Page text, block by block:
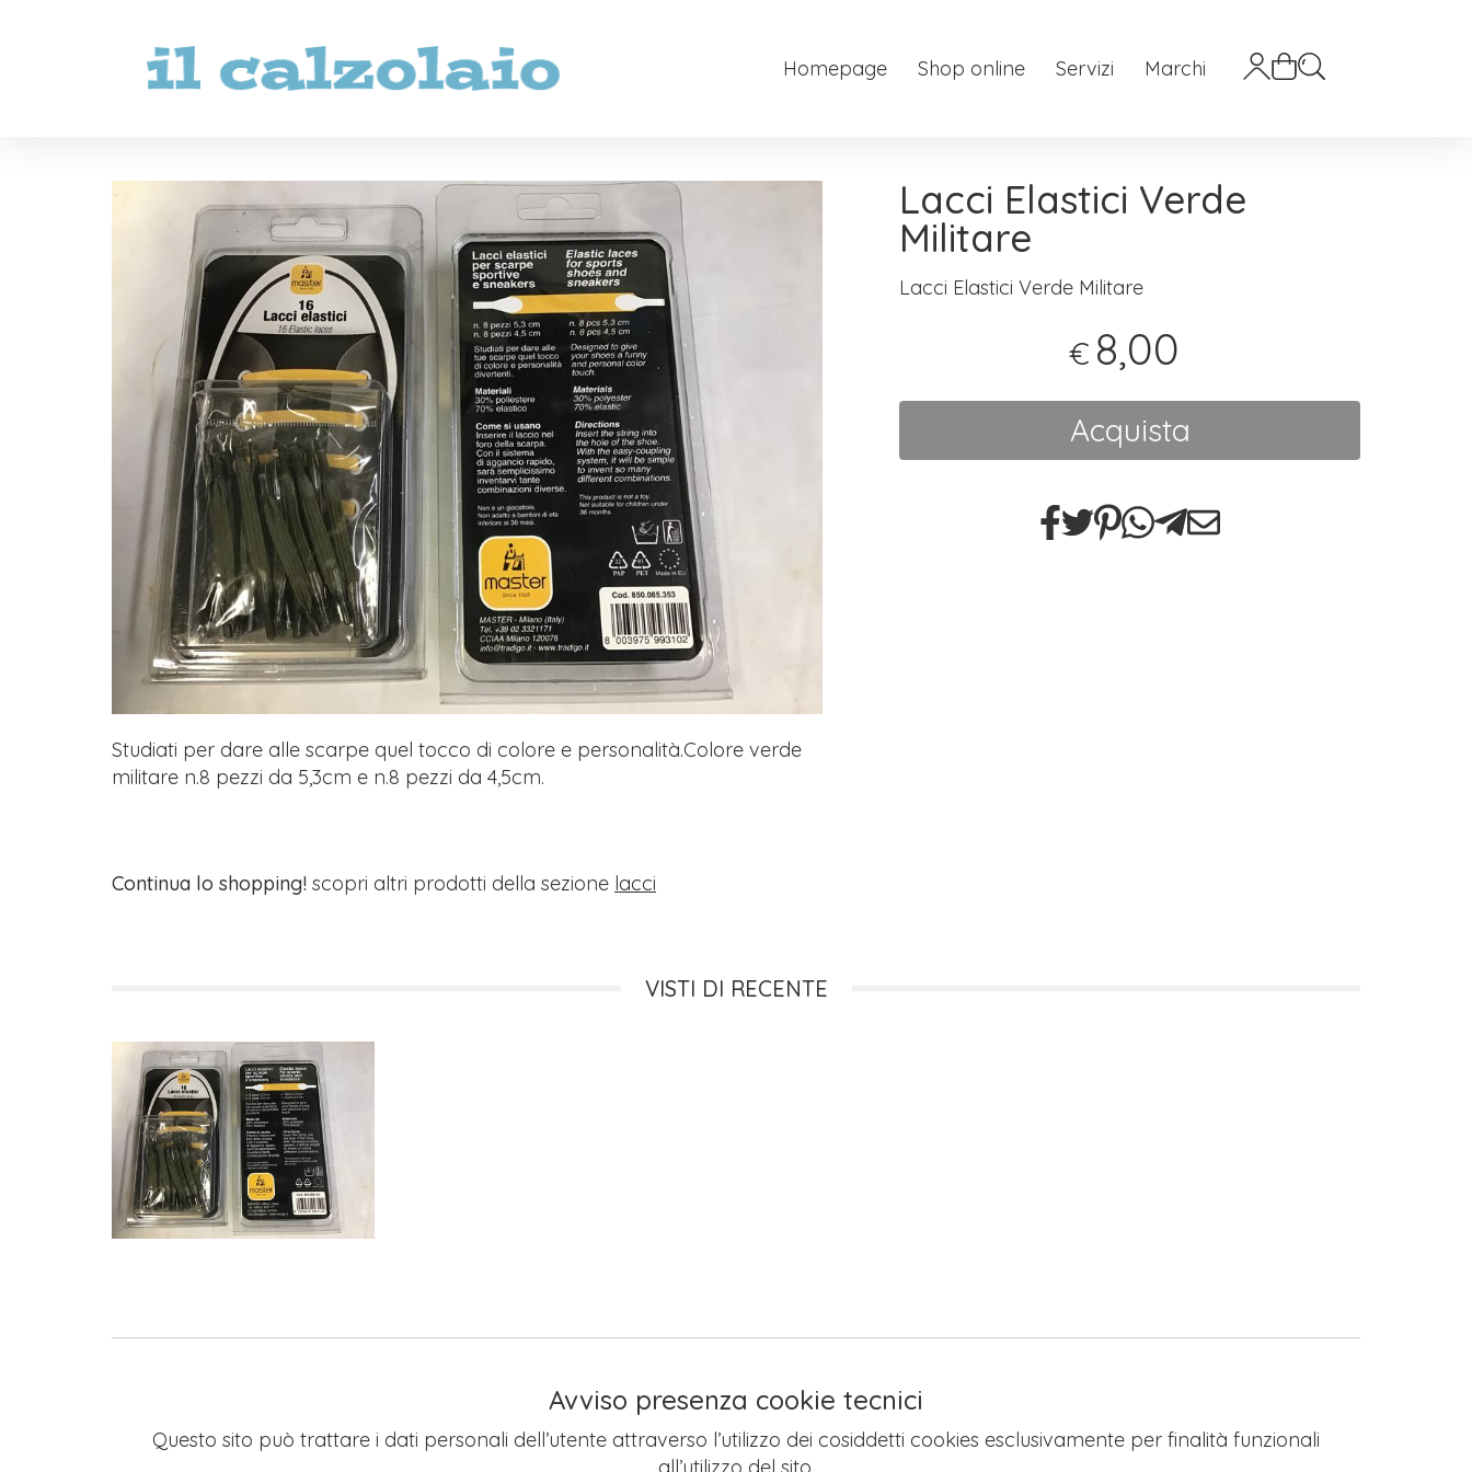
Homepage Shop online Servizi Marchi
Studiati per dare alle scarpe quel tocco di colore e personalità.Colore verde
militare n.8 pezzi da 5,3cm e n.8 pezzi da 4,5cm.
Lacci Elastici Verde
Militare
Lacci Elastici Verde Militare
€ 8,00
Acquista
Continua lo shopping! scopri altri prodotti della sezione lacci
VISTI DI RECENTE
Avviso presenza cookie tecnici
Questo sito può trattare i dati personali dell’utente attraverso l’utilizzo dei cosiddetti cookies esclusivamente per finalità funzionali
all’utilizzo del sito.